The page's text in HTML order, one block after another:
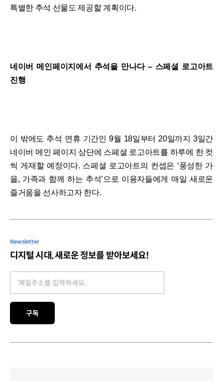
특별한 추석 선물도 제공할 계획이다.
네이버 메인페이지에서 추석을 만나다 – 스페셜 로고아트
진행
이 밖에도 추석 연휴 기간인 9월 18일부터 20일까지 3일간
네이버 메인 페이지 상단에 스페셜 로고아트를 하루에 한 컷
씩 게재할 예정이다. 스페셜 로고아트의 컨셉은 ‘풍성한 가
을, 가족과 함께 하는 추석’으로 이용자들에게 매일 새로운
즐거움을 선사하고자 한다.
Newsletter
디지털 시대, 새로운 정보를 받아보세요!
구독